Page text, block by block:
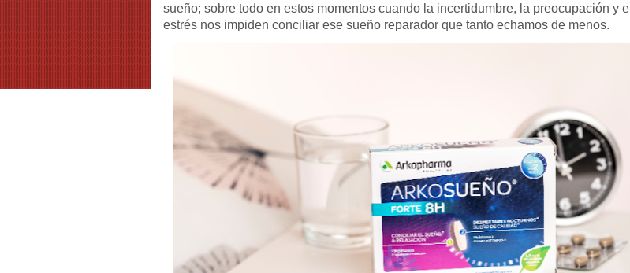
sueño; sobre todo en estos momentos cuando la incertidumbre, la preocupación y el
estrés nos impiden conciliar ese sueño reparador que tanto echamos de menos.